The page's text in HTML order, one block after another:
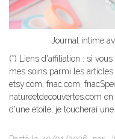
Journal intime
(*) Liens d'affiliation : si
mes soins parmi les
etsy.com, fnac.com,
natureetdecouvertes.com
d'une étoile, je toucherai